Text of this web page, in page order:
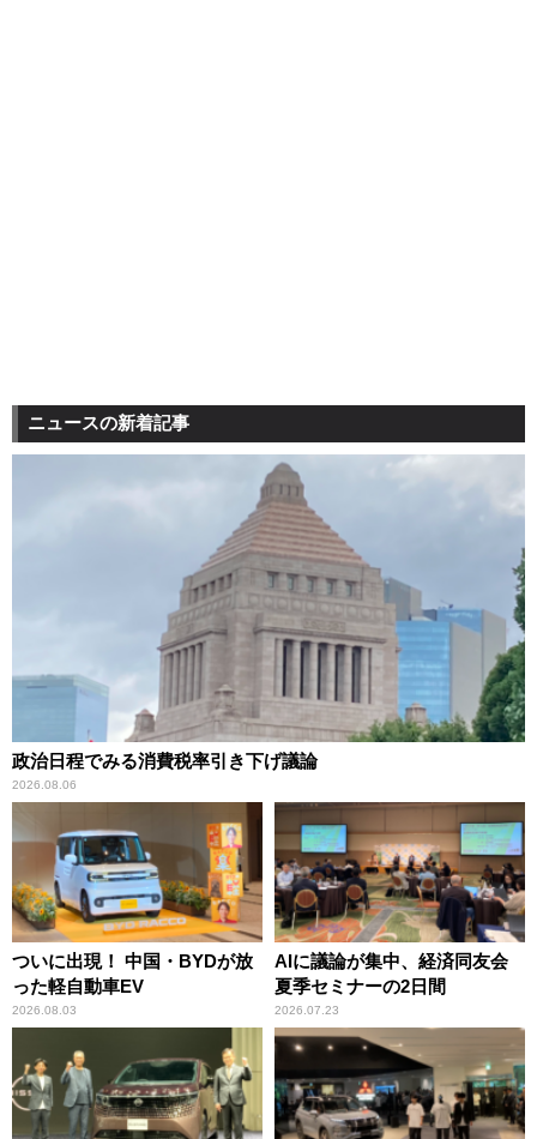
ニュースの新着記事
政治日程でみる消費税率引き下げ議論
2026.08.06
ついに出現！ 中国・BYDが放
った軽自動車EV
2026.08.03
AIに議論が集中、経済同友会
夏季セミナーの2日間
2026.07.23